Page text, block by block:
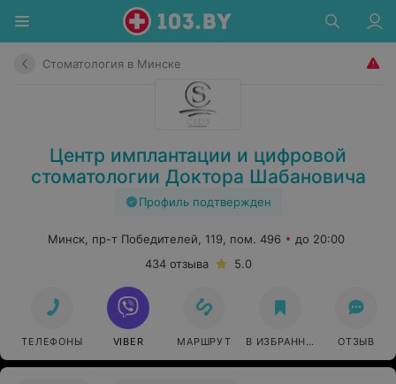
Стоматология в Минске
Центр имплантации и цифровой
стоматологии Доктора Шабановича
Профиль подтвержден
Минск, пр-т Победителей, 119, пом. 496
до 20:00
434 отзыва
5.0
ТЕЛЕФОНЫ VIBER МАРШРУТ В ИЗБРАННОЕ ОТЗЫВ